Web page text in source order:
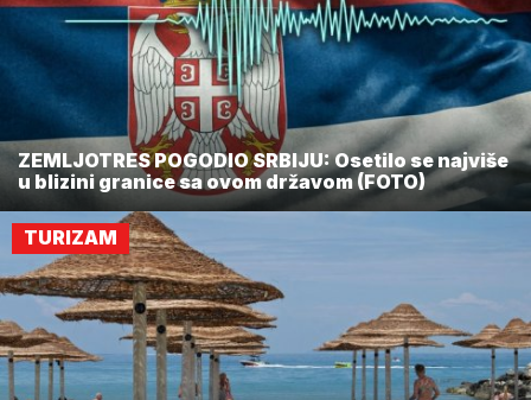
ZEMLJOTRES POGODIO SRBIJU: Osetilo se najviše
u blizini granice sa ovom državom (FOTO)
TURIZAM